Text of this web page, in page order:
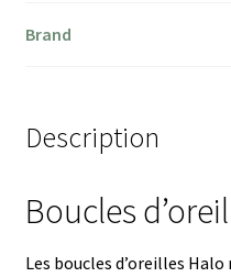
Brand
Description
Boucles
Les boucles d’oreilles